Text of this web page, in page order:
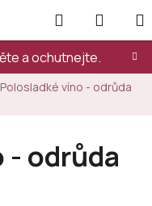
a ochutnejte.
Hledat
KOŠÍK
Polosladké víno - odrůda
- odrůda